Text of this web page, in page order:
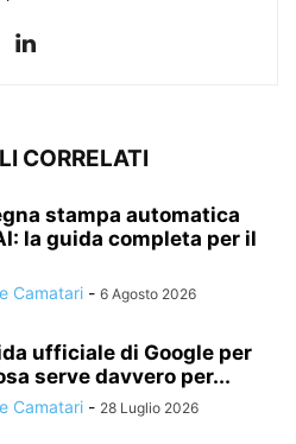
CORRELATI
stampa automatica
la guida completa per il
Camatari - 6 Agosto 2026
ufficiale di Google per
serve davvero per...
Camatari - 28 Luglio 2026